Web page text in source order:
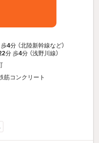
歩4分 （北陸新幹線など）
分 歩4分 （浅野川線）
筋コンクリート